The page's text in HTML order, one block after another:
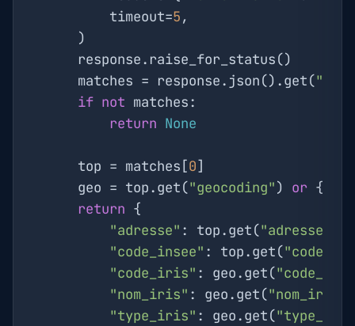
        timeout=
5,
    )
    response.raise_for_status()
    matches = response.json().get(
if not matches:
return None
    top = matches[
0]
    geo = top.get(
"geocoding") or {}
return {
"adresse" : top.get("adresse"
"code_insee" : top.get(
"code_iris" : geo.get(
"nom_iris" : geo.get("nom_iris"
"type_iris" : geo.get(